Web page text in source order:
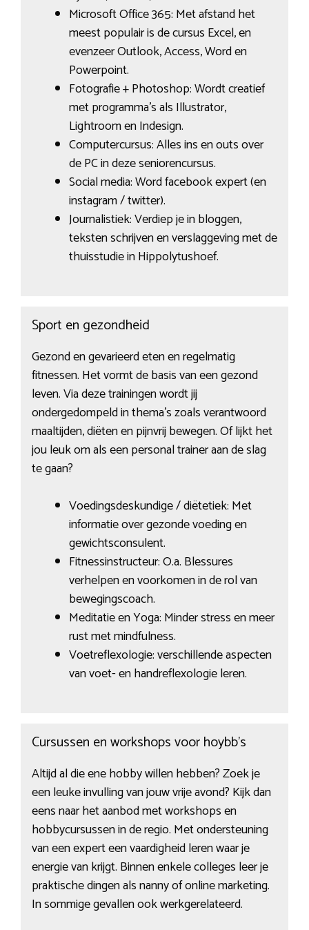
Microsoft Office 365: Met afstand het
meest populair is de cursus Excel, en
evenzeer Outlook, Access, Word en
Powerpoint.
Fotografie + Photoshop: Wordt creatief
met programma’s als Illustrator,
Lightroom en Indesign.
Computercursus: Alles ins en outs over
de PC in deze seniorencursus.
Social media: Word facebook expert (en
instagram / twitter).
Journalistiek: Verdiep je in bloggen,
teksten schrijven en verslaggeving met de
thuisstudie in Hippolytushoef.
Sport en gezondheid
Gezond en gevarieerd eten en regelmatig
fitnessen. Het vormt de basis van een gezond
leven. Via deze trainingen wordt jij
ondergedompeld in thema’s zoals verantwoord
maaltijden, diëten en pijnvrij bewegen. Of lijkt het
jou leuk om als een personal trainer aan de slag
te gaan?
Voedingsdeskundige / diëtetiek: Met
informatie over gezonde voeding en
gewichtsconsulent.
Fitnessinstructeur: O.a. Blessures
verhelpen en voorkomen in de rol van
bewegingscoach.
Meditatie en Yoga: Minder stress en meer
rust met mindfulness.
Voetreflexologie: verschillende aspecten
van voet- en handreflexologie leren.
Cursussen en workshops voor hoybb’s
Altijd al die ene hobby willen hebben? Zoek je
een leuke invulling van jouw vrije avond? Kijk dan
eens naar het aanbod met workshops en
hobbycursussen in de regio. Met ondersteuning
van een expert een vaardigheid leren waar je
energie van krijgt. Binnen enkele colleges leer je
praktische dingen als nanny of online marketing.
In sommige gevallen ook werkgerelateerd.